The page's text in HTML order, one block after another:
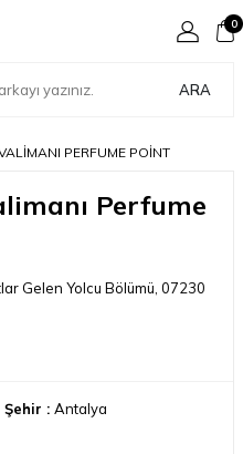
ARA
0
PERFUME POINT
Perfume
Gelen Yolcu Bölümü, 07230
Şehir : Antalya